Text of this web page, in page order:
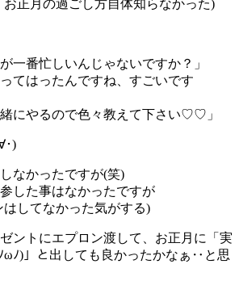
正月の過ごし方自体知らなかった)
一番忙しいんじゃないですか？」
てはったんですね、すごいです
緒にやるので色々教えて下さい♡♡」
･)
なかったですが(笑)
した事はなかったですが
してなかった気がする)
ントにエプロン渡して、お正月に「実
ωﾉ)」と出しても良かったかなぁ‥と思